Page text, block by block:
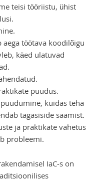
teisi tööriistu, ühist
töötava koodilõigu
käed ulatuvad
puudus.
kuidas teha
tagasiside saamist.
ja praktikate vahetus
probleemi.
IaC-s on